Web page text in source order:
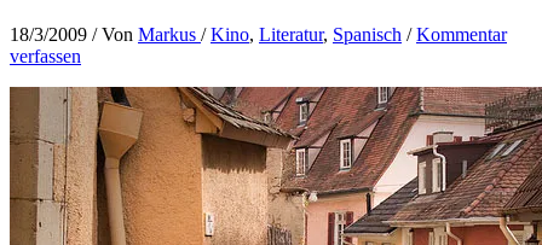
18/3/2009 / Von Markus /Kino, Literatur, Spanisch /Kommentar
verfassen